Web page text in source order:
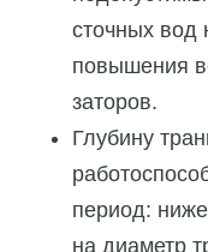
сточных вод
повышения
заторов.
Глубину
период:
на диаметр